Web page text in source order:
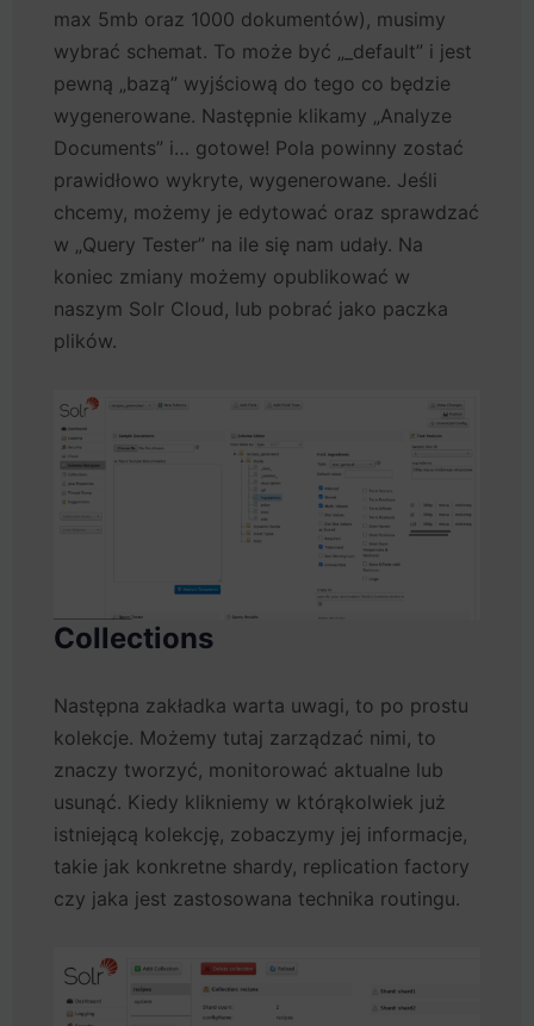
max 5mb oraz 1000 dokumentów), musimy
wybrać schemat. To może być „_default” i jest
pewną „bazą” wyjściową do tego co będzie
wygenerowane. Następnie klikamy „Analyze
Documents” i… gotowe! Pola powinny zostać
prawidłowo wykryte, wygenerowane. Jeśli
chcemy, możemy je edytować oraz sprawdzać
w „Query Tester” na ile się nam udały. Na
koniec zmiany możemy opublikować w
naszym Solr Cloud, lub pobrać jako paczka
plików.
Collections
Następna zakładka warta uwagi, to po prostu
kolekcje. Możemy tutaj zarządzać nimi, to
znaczy tworzyć, monitorować aktualne lub
usunąć. Kiedy klikniemy w którąkolwiek już
istniejącą kolekcję, zobaczymy jej informacje,
takie jak konkretne shardy, replication factory
czy jaka jest zastosowana technika routingu.